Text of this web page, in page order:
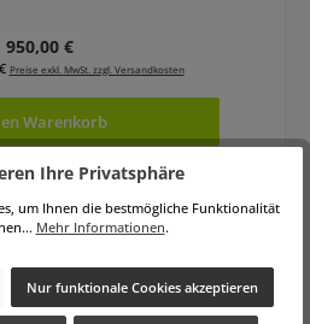
Regulärer Preis:
950,00 €
Preise exkl. MwSt. zzgl. Versandkosten
Warenkorb
Ihre Privatsphäre
um Ihnen die bestmögliche Funktionalität
Mehr Informationen.
Nur funktionale Cookies akzeptieren